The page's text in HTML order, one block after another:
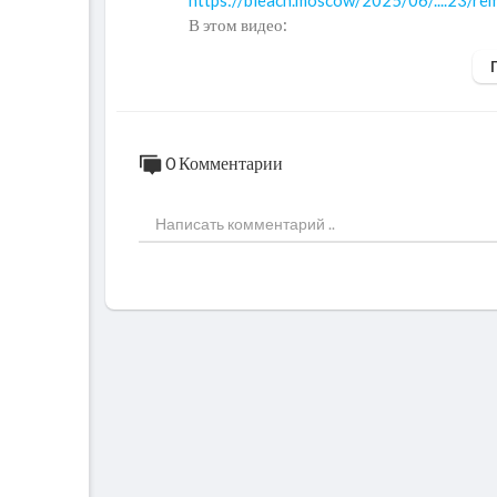
В этом видео:
Даже при заметных повреждениях
Если вам нужен:
— восстановление сумок
0 Комментарии